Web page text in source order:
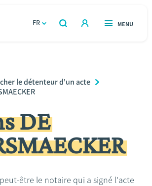
FR
OUVERT
RECHERCHER
OUVERT
MENU
ensemble
le détenteur d'un acte
DE
être le notaire qui a signé l'acte